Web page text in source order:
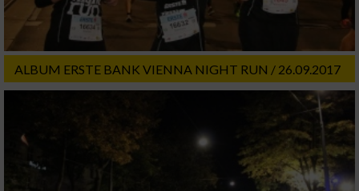
ALBUM ERSTE BANK VIENNA NIGHT RUN / 26.09.2017